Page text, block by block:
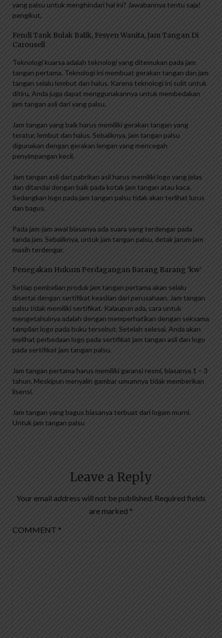
yang palsu untuk menghindari hal ini? Jawabannya tentu saja!
pengikut,
Fendi Tank Bulak Balik, Fesyen Wanita, Jam Tangan Di
Carousell
Teknologi kuarsa adalah teknologi yang ditemukan pada jam
tangan pertama. Teknologi ini membuat gerakan tangan dan jam
tangan selalu lembut dan halus. Karena teknologi ini sulit untuk
ditiru, Anda juga dapat menggunakannya untuk membedakan
jam tangan asli dari yang palsu.
Jam tangan yang baik harus memiliki gerakan tangan yang
teratur, lembut dan halus. Sebaliknya, jam tangan palsu
digunakan dengan gerakan lengan yang mencegah
penyimpangan kecil.
Jam tangan asli dari pabrikan asli harus memiliki logo yang jelas
dan ditandai dengan baik pada kotak jam tangan atau kaca.
Sedangkan logo pada jam tangan palsu tidak akan terlihat lurus
dan bagus.
Pada jam-jam awal biasanya ada suara yang terdengar pada
tanda jam. Sebaliknya, untuk jam tangan palsu, detak jarum jam
masih terdengar.
Penegakan Hukum Perdagangan Barang Barang ‘kw’
Setiap pembelian produk jam tangan pertama akan selalu
disertai dengan sertifikat keaslian dari perusahaan. Jam tangan
palsu tidak memiliki sertifikat. Kalaupun ada, cara untuk
mengetahuinya adalah dengan memperhatikan dengan seksama
tampilan logo pada buku tersebut. Setelah selesai, Anda akan
melihat perbedaan logo pada sertifikat jam tangan asli dan logo
pada sertifikat jam tangan palsu.
Jam tangan pertama harus memiliki garansi resmi, biasanya 1 – 3
tahun. Meskipun menyalin gambar umumnya tidak memberikan
lisensi.
Jam tangan yang bagus biasanya terbuat dari logam murni.
Untuk jam tangan palsu
Leave a Reply
Your email address will not be published. Required fields
are marked *
COMMENT *